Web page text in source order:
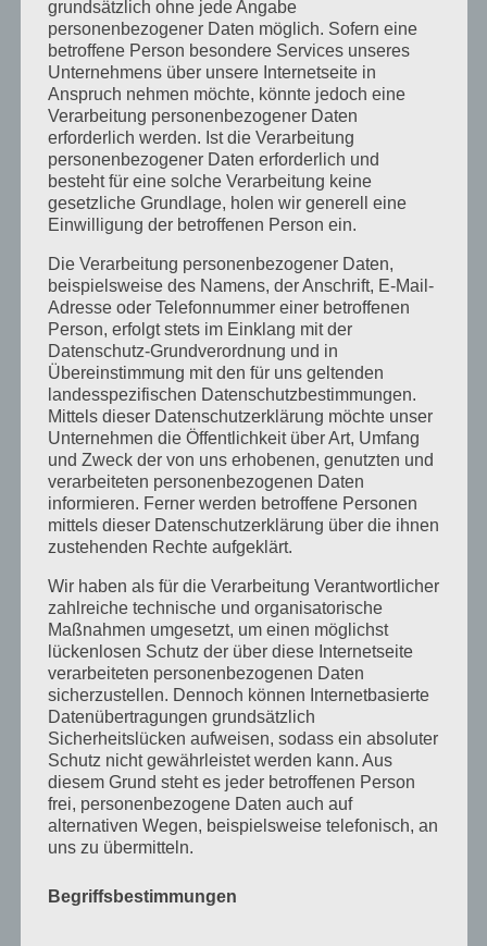
Schulcamps unter dem Motto: American vs.
Britsh English
Unser Camp macht Pause
Unser Englischcamp Team stellt sich vor – Kyle
Barry
Herbstcamp im Indian Summer
Unser Rivers and Lakes Camp
Neueste Kommentare
Katrin JostzuKletterwald auf Englisch
Christine Neuhaus zu Kletterwald auf Englisch
WiebkezuEaster camp summary from our
Senior boys!
Katrin JostzuEaster camp summary from our
Senior boys!
WiebkezuEaster camp summary from our
Senior boys!
Archiv
September 2021
Februar 2021
Oktober 2020
September 2020
August 2020
Juli 2020
Juni 2020
April 2020
grundsätzlich ohne jede Angabe
personenbezogener Daten möglich. Sofern eine
betroffene Person besondere Services unseres
Unternehmens über unsere Internetseite in
Anspruch nehmen möchte, könnte jedoch eine
Verarbeitung personenbezogener Daten
erforderlich werden. Ist die Verarbeitung
personenbezogener Daten erforderlich und
besteht für eine solche Verarbeitung keine
gesetzliche Grundlage, holen wir generell eine
Einwilligung der betroffenen Person ein.
Die Verarbeitung personenbezogener Daten,
beispielsweise des Namens, der Anschrift, E-Mail-
Adresse oder Telefonnummer einer betroffenen
Person, erfolgt stets im Einklang mit der
Datenschutz-Grundverordnung und in
Übereinstimmung mit den für uns geltenden
landesspezifischen Datenschutzbestimmungen.
Mittels dieser Datenschutzerklärung möchte unser
Unternehmen die Öffentlichkeit über Art, Umfang
und Zweck der von uns erhobenen, genutzten und
verarbeiteten personenbezogenen Daten
informieren. Ferner werden betroffene Personen
mittels dieser Datenschutzerklärung über die ihnen
zustehenden Rechte aufgeklärt.
Wir haben als für die Verarbeitung Verantwortlicher
zahlreiche technische und organisatorische
Maßnahmen umgesetzt, um einen möglichst
lückenlosen Schutz der über diese Internetseite
verarbeiteten personenbezogenen Daten
sicherzustellen. Dennoch können Internetbasierte
Datenübertragungen grundsätzlich
Sicherheitslücken aufweisen, sodass ein absoluter
Schutz nicht gewährleistet werden kann. Aus
diesem Grund steht es jeder betroffenen Person
frei, personenbezogene Daten auch auf
alternativen Wegen, beispielsweise telefonisch, an
uns zu übermitteln.
Begriffsbestimmungen